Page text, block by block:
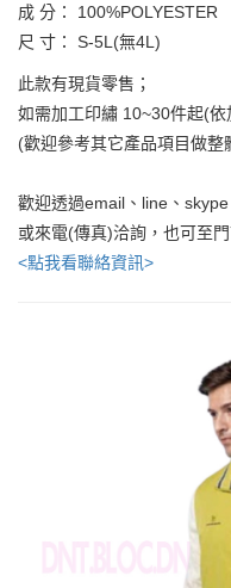
成 分： 100%POLYESTER
尺 寸： S-5L(無4L)
此款有現貨零售；
如需加工印繡 10~30件起(依
(歡迎參考其它產品項目做整
歡迎透過email、line、skype
或來電(傳真)洽詢，也可至門
<點我看聯絡資訊>